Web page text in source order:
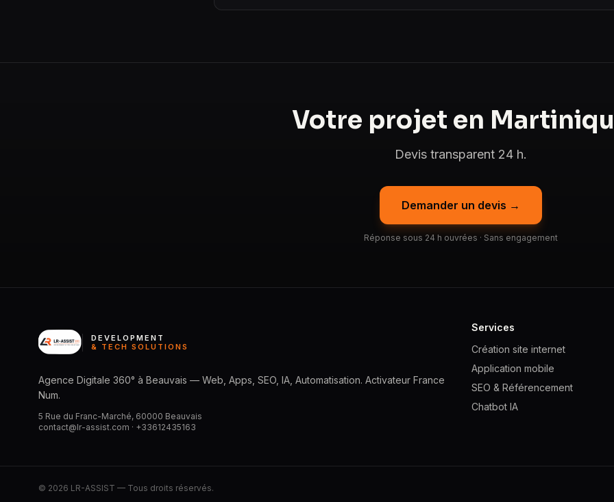
Votre projet en
Devis transparent 24 h.
Demander un devis →
Réponse sous 24 h ouvrées · Sans engagement
DEVELOPMENT
& TECH SOLUTIONS
Agence Digitale 360° à Beauvais — Web, Apps, SEO, IA, Automatisation. Activateur France
Num.
5 Rue du Franc-Marché, 60000 Beauvais
contact@lr-assist.com · +33612435163
Services
Création site internet
Application mobile
SEO & Référencement
Chatbot IA
© 2026 LR-ASSIST — Tous droits réservés.